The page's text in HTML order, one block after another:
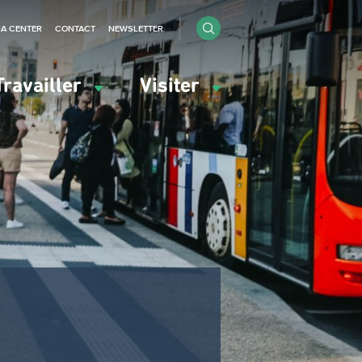
Visiter
CENTER CONTACT NEWSLETTER